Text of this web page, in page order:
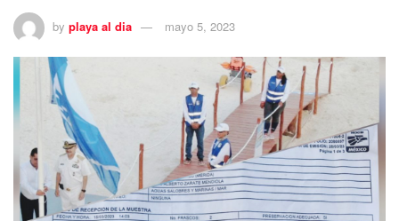
by playa al dia mayo 5, 2023